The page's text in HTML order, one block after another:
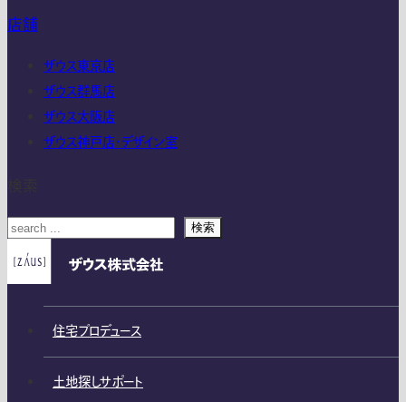
店舗
ザウス東京店
ザウス群馬店
ザウス大阪店
ザウス神戸店・デザイン室
検索
住宅プロデュース
土地探しサポート